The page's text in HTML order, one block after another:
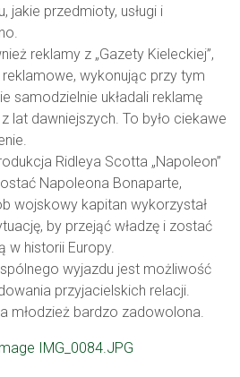
jakie przedmioty, usługi i
reklamy z „Gazety Kieleckiej”,
wykonując przy tym
samodzielnie układali reklamę
lat dawniejszych. To było ciekawe
Ridleya Scotta „Napoleon”
Napoleona Bonaparte,
wojskowy kapitan wykorzystał
by przejąć władzę i zostać
w historii Europy.
wyjazdu jest możliwość
przyjacielskich relacji.
młodzież bardzo zadowolona.